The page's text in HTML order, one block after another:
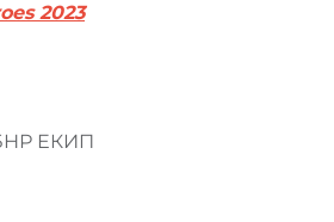
2023
ЕКИП